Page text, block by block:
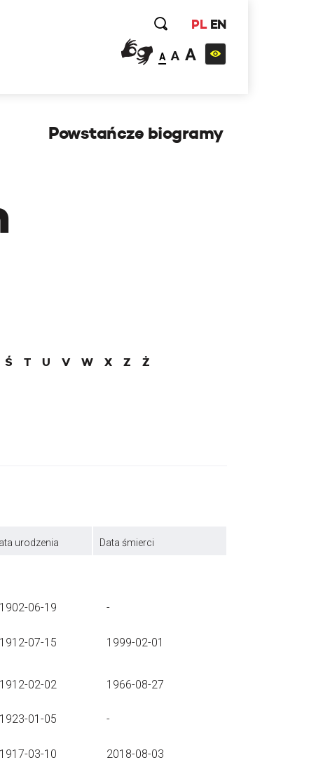
PL EN
A A A
Powstańcze biogramy
Ś T U V W X Z
Ż
urodzenia Data śmierci
1902-06-19
-
1912-07-15 1999-02-01
1912-02-02 1966-08-27
1923-01-05 -
1917-03-10 2018-08-03